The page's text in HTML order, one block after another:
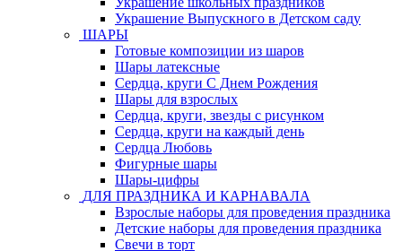
Украшение Выпускного в Детском саду
ШАРЫ
Готовые композиции из шаров
Шары латексные
Сердца, круги С Днем Рождения
Шары для взрослых
Сердца, круги, звезды с рисунком
Сердца, круги на каждый день
Сердца Любовь
Фигурные шары
Шары-цифры
ДЛЯ ПРАЗДНИКА И КАРНАВАЛА
Взрослые наборы для проведения праздника
Детские наборы для проведения праздника
Свечи в торт